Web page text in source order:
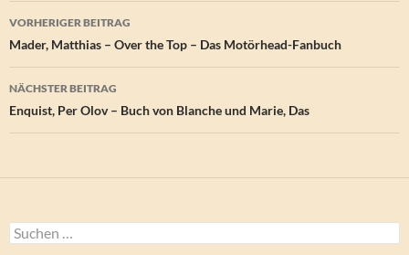
Beitragsnavigation
VORHERIGER BEITRAG
Mader, Matthias – Over the Top – Das Motörhead-Fanbuch
NÄCHSTER BEITRAG
Enquist, Per Olov – Buch von Blanche und Marie, Das
Suchen
nach: